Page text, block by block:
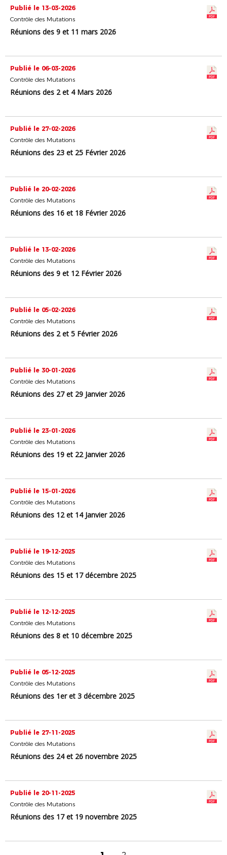
Publié le 13-03-2026
Contrôle des Mutations
Réunions des 9 et 11 mars 2026
Publié le 06-03-2026
Contrôle des Mutations
Réunions des 2 et 4 Mars 2026
Publié le 27-02-2026
Contrôle des Mutations
Réunions des 23 et 25 Février 2026
Publié le 20-02-2026
Contrôle des Mutations
Réunions des 16 et 18 Février 2026
Publié le 13-02-2026
Contrôle des Mutations
Réunions des 9 et 12 Février 2026
Publié le 05-02-2026
Contrôle des Mutations
Réunions des 2 et 5 Février 2026
Publié le 30-01-2026
Contrôle des Mutations
Réunions des 27 et 29 Janvier 2026
Publié le 23-01-2026
Contrôle des Mutations
Réunions des 19 et 22 Janvier 2026
Publié le 15-01-2026
Contrôle des Mutations
Réunions des 12 et 14 Janvier 2026
Publié le 19-12-2025
Contrôle des Mutations
Réunions des 15 et 17 décembre 2025
Publié le 12-12-2025
Contrôle des Mutations
Réunions des 8 et 10 décembre 2025
Publié le 05-12-2025
Contrôle des Mutations
Réunions des 1er et 3 décembre 2025
Publié le 27-11-2025
Contrôle des Mutations
Réunions des 24 et 26 novembre 2025
Publié le 20-11-2025
Contrôle des Mutations
Réunions des 17 et 19 novembre 2025